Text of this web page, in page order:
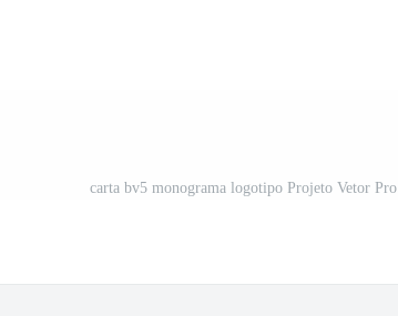
carta bv5 monograma logotipo Projeto Vetor Pro